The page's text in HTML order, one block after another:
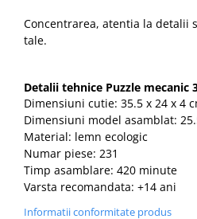
Concentrarea, atentia la detalii
tale.
Detalii tehnice Puzzle mecanic
Dimensiuni cutie: 35.5 x 24 x 4
Dimensiuni model asamblat:
Material: lemn ecologic
Numar piese: 231
Timp asamblare: 420 minute
Varsta recomandata: +14 ani
Informatii conformitate produs